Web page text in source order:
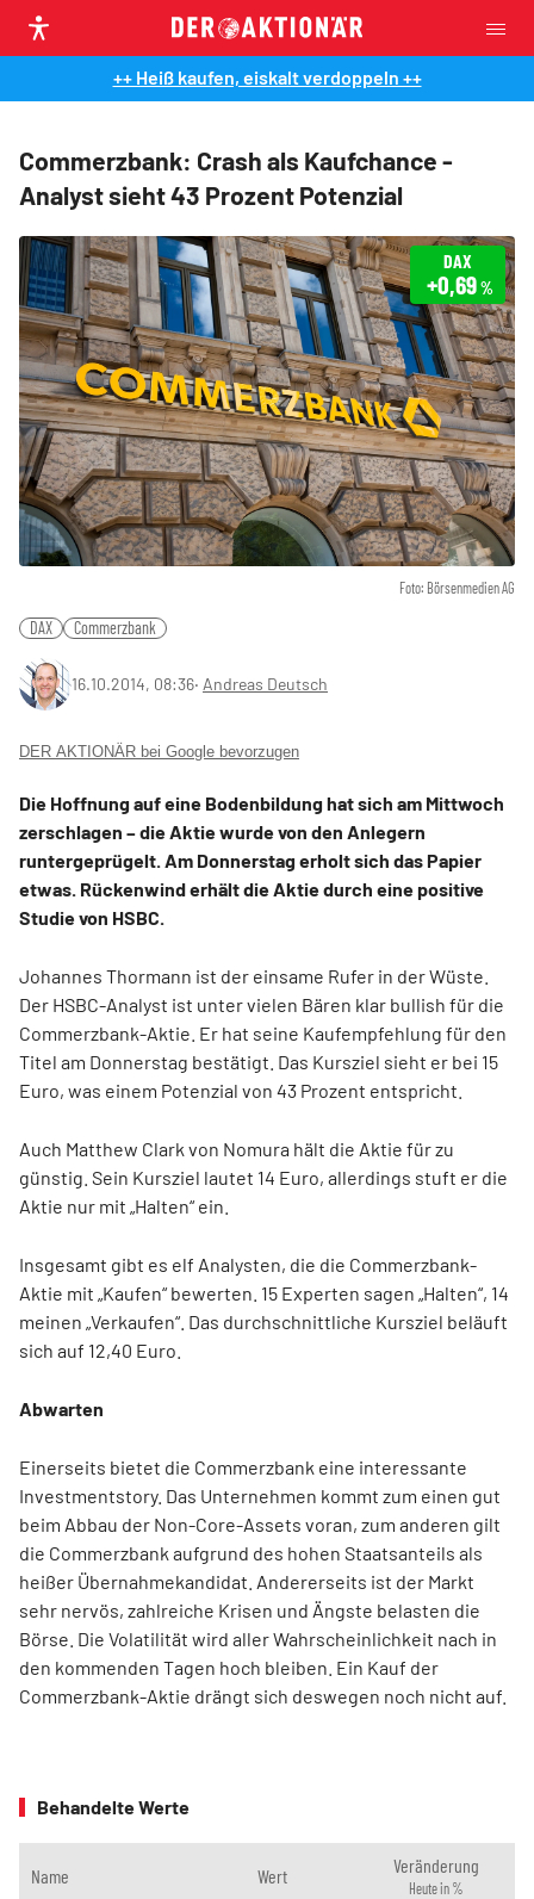
++ Heiß kaufen, eiskalt verdoppeln ++
Commerzbank: Crash als Kaufchance -
Analyst sieht 43 Prozent Potenzial
Foto: Börsenmedien AG
DAX
+0,69%
DAX Commerzbank
16.10.2014, 08:36‧ Andreas Deutsch
DER AKTIONÄR bei Google bevorzugen
Die Hoffnung auf eine Bodenbildung hat sich am Mittwoch
zerschlagen – die Aktie wurde von den Anlegern
runtergeprügelt. Am Donnerstag erholt sich das Papier
etwas. Rückenwind erhält die Aktie durch eine positive
Studie von HSBC.
Johannes Thormann ist der einsame Rufer in der Wüste.
Der HSBC-Analyst ist unter vielen Bären klar bullish für die
Commerzbank-Aktie. Er hat seine Kaufempfehlung für den
Titel am Donnerstag bestätigt. Das Kursziel sieht er bei 15
Euro, was einem Potenzial von 43 Prozent entspricht.
Auch Matthew Clark von Nomura hält die Aktie für zu
günstig. Sein Kursziel lautet 14 Euro, allerdings stuft er die
Aktie nur mit „Halten“ ein.
Insgesamt gibt es elf Analysten, die die Commerzbank-
Aktie mit „Kaufen“ bewerten. 15 Experten sagen „Halten“, 14
meinen „Verkaufen“. Das durchschnittliche Kursziel beläuft
sich auf 12,40 Euro.
Abwarten
Einerseits bietet die Commerzbank eine interessante
Investmentstory. Das Unternehmen kommt zum einen gut
beim Abbau der Non-Core-Assets voran, zum anderen gilt
die Commerzbank aufgrund des hohen Staatsanteils als
heißer Übernahmekandidat. Andererseits ist der Markt
sehr nervös, zahlreiche Krisen und Ängste belasten die
Börse. Die Volatilität wird aller Wahrscheinlichkeit nach in
den kommenden Tagen hoch bleiben. Ein Kauf der
Commerzbank-Aktie drängt sich deswegen noch nicht auf.
Behandelte Werte
Name Wert Veränderung
Heute in %